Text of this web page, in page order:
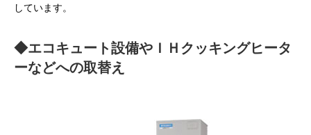
しています。
◆エコキュート設備やＩＨクッキングヒータ
ーなどへの取替え